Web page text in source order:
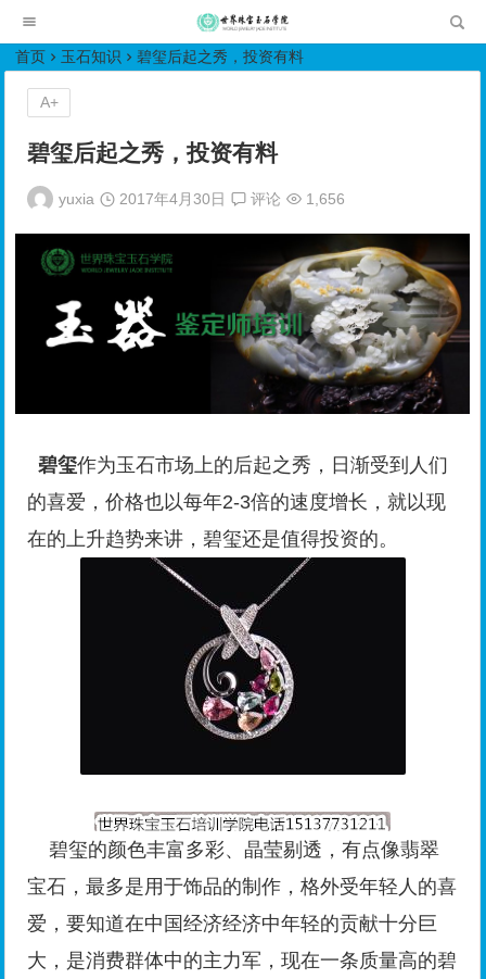
首页 玉石知识 碧玺后起之秀，投资有料
碧玺后起之秀，投资有料
yuxia 2017年4月30日 评论 1,656
碧玺作为玉石市场上的后起之秀，日渐受到人们
的喜爱，价格也以每年2-3倍的速度增长，就以现
在的上升趋势来讲，碧玺还是值得投资的。
碧玺的颜色丰富多彩、晶莹剔透，有点像翡翠
宝石，最多是用于饰品的制作，格外受年轻人的喜
爱，要知道在中国经济经济中年轻的贡献十分巨
大，是消费群体中的主力军，现在一条质量高的碧
A+